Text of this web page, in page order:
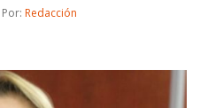
Por: Redacción